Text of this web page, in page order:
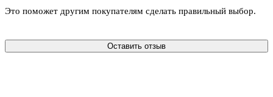
Это поможет другим покупателям сделать правильный выбор.
Оставить отзыв